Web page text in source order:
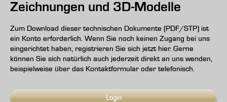
Zeichnungen und 3D-Modelle
Zum Download dieser technischen Dokumente (PDF/STP) ist
ein Konto erforderlich. Wenn Sie noch keinen Zugang bei uns
eingerichtet haben, registrieren Sie sich jetzt hier. Gerne
können Sie sich natürlich auch jederzeit direkt an uns wenden,
beispielweise über das Kontaktformular oder telefonisch.
Login